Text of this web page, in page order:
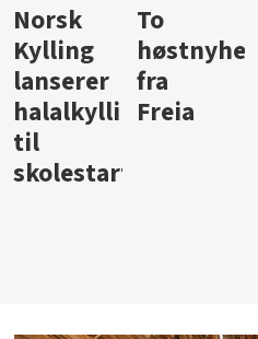
Knalltall
for Açai
Bowl
Aass vil
bli
førstevalg
i lite-